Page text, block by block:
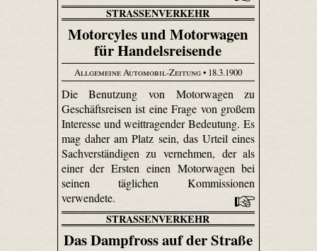
STRASSENVERKEHR
Motorcyles und Motorwagen
für Handelsreisende
Allgemeine Automobil-Zeitung• 18.3.1900
Die Benutzung von Motorwagen zu
Geschäftsreisen ist eine Frage von großem
Interesse und weittragender Bedeutung. Es
mag daher am Platz sein, das Urteil eines
Sachverständigen zu vernehmen, der als
einer der Ersten einen Motorwagen bei
seinen täglichen Kommissionen
verwendete.
STRASSENVERKEHR
Das Dampfross auf der Straße